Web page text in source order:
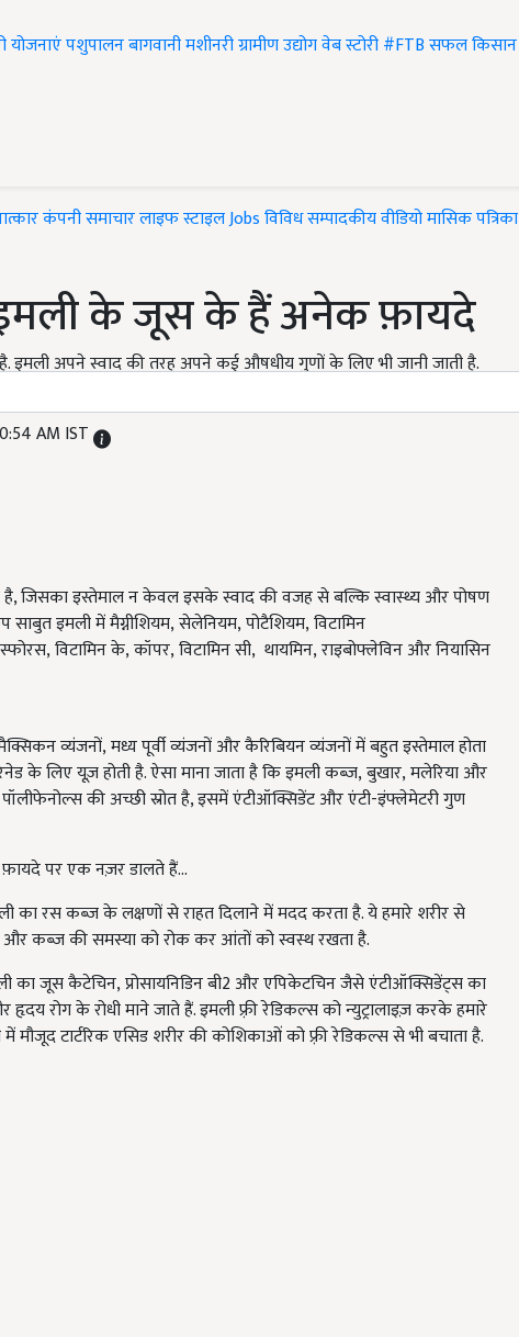
योजनाएंपशुपालनबागवानीमशीनरीग्रामीण उद्योगवेब स्टोरी#FTBसफल किसान
कंपनी समाचारलाइफ स्टाइलJobsविविधसम्पादकीयवीडियोमासिक पत्रिका
के जूस के हैं अनेक फ़ायदे
इमली अपने स्वाद की तरह अपने कई औषधीय गुणों के लिए भी जानी जाती है.
AM IST
है, जिसका इस्तेमाल न केवल इसके स्वाद की वजह से बल्कि स्वास्थ्य और पोषण
साबुत इमली में मैग्नीशियम,सेलेनियम,पोटैशियम,विटामिन
,विटामिन के,कॉपर,विटामिन सी, थायमिन,राइबोफ्लेविन और नियासिन
व्यंजनों,मध्य पूर्वी व्यंजनों और कैरिबियन व्यंजनों में बहुत इस्तेमाल होता
के लिए यूज़ होती है. ऐसा माना जाता ​​है कि इमली कब्ज़,बुखार,मलेरिया और
की अच्छी स्रोत है, इसमें एंटीऑक्सिडेंट और एंटी-इंफ्लेमेटरी गुण
पर एक नज़र डालते हैं...
का रस कब्ज़ के लक्षणों से राहत दिलाने में मदद करता है. ये हमारे शरीर से
और कब्ज़ की समस्या को रोक कर आंतों को स्वस्थ रखता है.
का जूस कैटेचिन,प्रोसायनिडिन बी2 और एपिकेटचिन जैसे एंटीऑक्सिडेंट्स का
रोग के रोधी माने जाते हैं. इमली फ़्री रेडिकल्स को न्युट्रालाइज़ करके हमारे
टार्टरिक एसिड शरीर की कोशिकाओं को फ़्री रेडिकल्स से भी बचाता है.